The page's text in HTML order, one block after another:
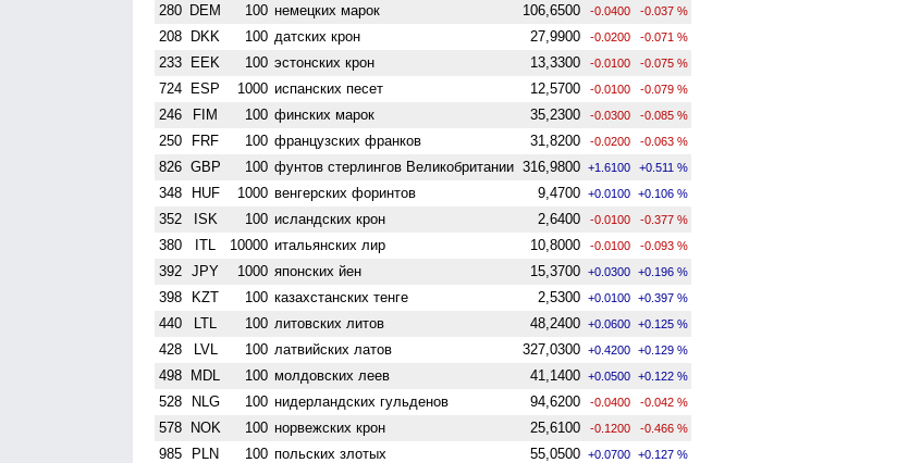
280 DEM 100 немецких марок 106,6500 -0.0400 -0.037 %
208 DKK 100 датских крон 27,9900 -0.0200 -0.071 %
233 EEK 100 эстонских крон 13,3300 -0.0100 -0.075 %
724 ESP 1000 испанских песет 12,5700 -0.0100 -0.079 %
246 FIM 100 финских марок 35,2300 -0.0300 -0.085 %
250 FRF 100 французских франков 31,8200 -0.0200 -0.063 %
826 GBP 100 фунтов стерлингов Велико­британии 316,9800 +1.6100 +0.511 %
348 HUF 1000 венгерских форинтов 9,4700 +0.0100 +0.106 %
352 ISK 100 исландских крон 2,6400 -0.0100 -0.377 %
380 ITL 10000 итальянских лир 10,8000 -0.0100 -0.093 %
392 JPY 1000 японских йен 15,3700 +0.0300 +0.196 %
398 KZT 100 казахстанских тенге 2,5300 +0.0100 +0.397 %
440 LTL 100 литовских литов 48,2400 +0.0600 +0.125 %
428 LVL 100 латвийских латов 327,0300 +0.4200 +0.129 %
498 MDL 100 молдовских леев 41,1400 +0.0500 +0.122 %
528 NLG 100 нидерландских гульденов 94,6200 -0.0400 -0.042 %
578 NOK 100 норвежских крон 25,6100 -0.1200 -0.466 %
985 PLN 100 польских злотых 55,0500 +0.0700 +0.127 %